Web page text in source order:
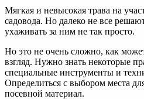
Мягкая и невысокая трава на
садовода. Но далеко не все
ухаживать за ним не так просто.
Но это не очень сложно, как
взгляд. Нужно знать некоторые
специальные инструменты и
Определиться с выбором места
посевной материал.